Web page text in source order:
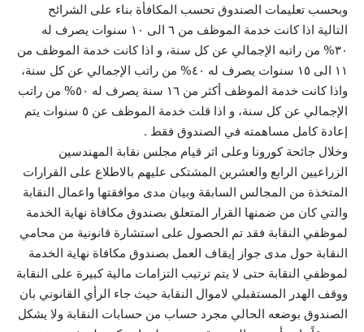
وبحسب تعليمات الصندوق تحسب المكافأة بناء على الشرائح
التالية اذا كانت خدمة الموظف من ٦ الى ١٠ سنوات يصرف له
٣٠% من راتبه الإجمالي عن كل سنة، و اذا كانت خدمة الموظف من
١١ الى ١٥ سنوات يصرف له ٤٠% من راتب الإجمالي عن كل سنة،
واذا كانت خدمة الموظف أكثر من ١٦ سنة يصرف له ٥٠% من راتب
الإجمالي عن كل سنة، و اذا قلت خدمة الموظف عن ٥ سنوات يتم
إعادة كامل مساهمته في الصندوق فقط .
وخلال جائحة كورونا وعلى اثر قيام مجلس نقابة المهندسين
الزراعيين الرابع والعشرين المشتكى عليهم بالاطلاع على القرارات
المتخذة من المجالس السابقة وبيان مدى موافقتها واعمال النقابة
والتي كان من ضمنها القرار المتعلق بصندوق مكافاة نهاية الخدمة
لموظفي النقابة فقد تم الحصول على استشارة قانونية من محامي
النقابة حول مدى جواز إيقاف العمل بصندوق مكافاة نهاية الخدمة
لموظفي النقابة حتى لا يتم ترتيب التزامات مالية كبيرة على النقابة
ووقف الهدر المستقبلي لاموال النقابة حيث جاء الرأي القانوني بان
الصندوق بوضعه الحالي مجرد حساب من حسابات النقابة ولا يشكل